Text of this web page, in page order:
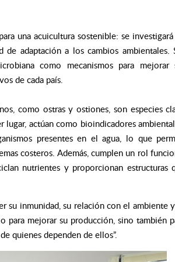
una acuicultura sostenible: se
adaptación a los cambios ambientales.
como mecanismos para mejorar
de cada país.
como ostras y ostiones, son especies
actúan como bioindicadores
presentes en el agua, lo que
costeros. Además, cumplen un rol
nutrientes y proporcionan estructuras
su inmunidad, su relación con el ambiente
para mejorar su producción, sino también
quienes dependen de ellos”.